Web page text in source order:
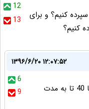
12
13
80ت را یکسال سپرده کنیم؟ و برای
۱۳۹۶/۶/۲۰ ۱۲:۰۷:۵۲
6
9
برای 80 تا 80 تا به مدت شش ماه یا 40 تا به مدت